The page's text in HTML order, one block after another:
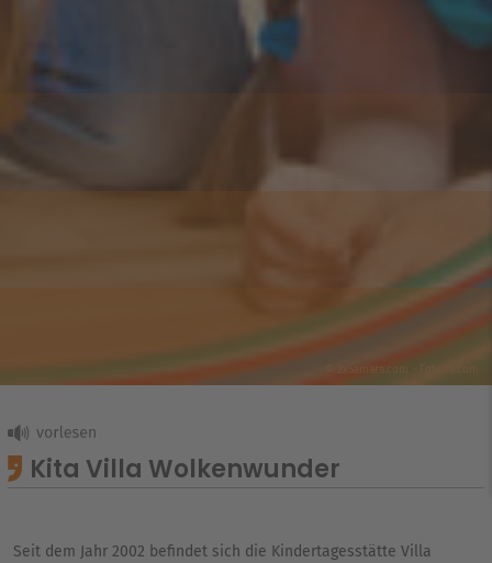
Kita Villa Wolkenwunder
Seit dem Jahr 2002 befindet sich die Kindertagesstätte Villa